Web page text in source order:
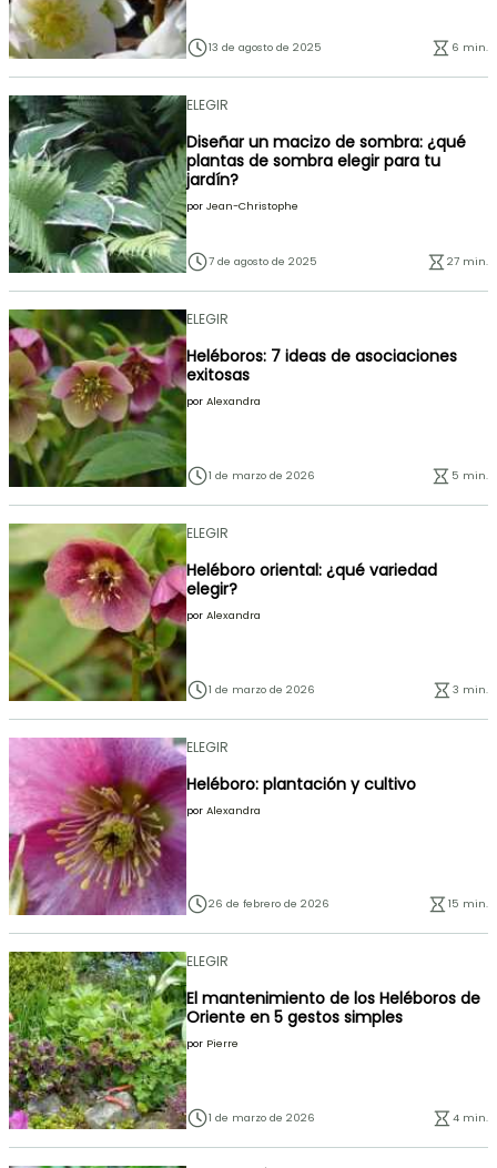
13 de agosto de 2025 6 min.
ELEGIR
Diseñar un macizo de sombra: ¿qué
plantas de sombra elegir para tu
jardín?
por Jean-Christophe
7 de agosto de 2025 27 min.
ELEGIR
Heléboros: 7 ideas de asociaciones
exitosas
por Alexandra
1 de marzo de 2026 5 min.
ELEGIR
Heléboro oriental: ¿qué variedad
elegir?
por Alexandra
1 de marzo de 2026 3 min.
ELEGIR
Heléboro: plantación y cultivo
por Alexandra
26 de febrero de 2026 15 min.
ELEGIR
El mantenimiento de los Heléboros de
Oriente en 5 gestos simples
por Pierre
1 de marzo de 2026 4 min.